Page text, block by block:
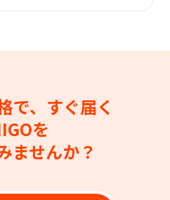
で、すぐ届く
を
ませんか？